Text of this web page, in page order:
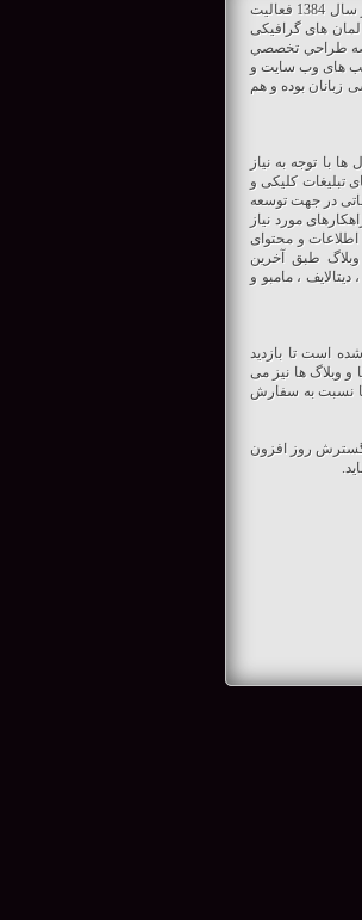
متشكل از طراحان گرافیست و برنامه نويسان حرفه اي وب سايت از سال 1384 فعاليت
های گرافیکی
طراحي تخصصي
های وب سایت و
زبانان بوده و هم
با توجه به نیاز
تبلیغات کلیکی و
در جهت توسعه
مورد نیاز
و محتوای
طبق آخرین
، مامبو و
است تا بازدید
و وبلاگ ها نیز می
نسبت به سفارش
گسترش روز افزون